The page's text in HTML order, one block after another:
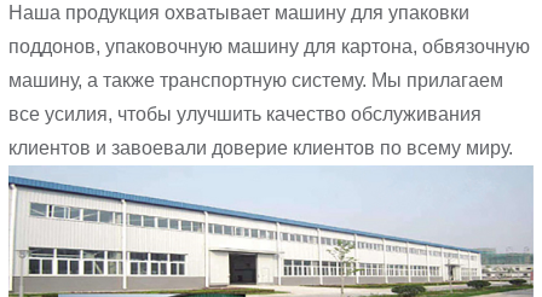
Наша продукция охватывает машину для упаковки
поддонов, упаковочную машину для картона, обвязочную
машину, а также транспортную систему. Мы прилагаем
все усилия, чтобы улучшить качество обслуживания
клиентов и завоевали доверие клиентов по всему миру.